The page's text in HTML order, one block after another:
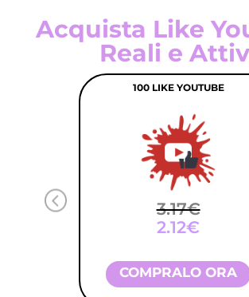
Acquista Like
Reali e
100 LIKE YOUTUBE
3.17€
2.12€
COMPRALO ORA